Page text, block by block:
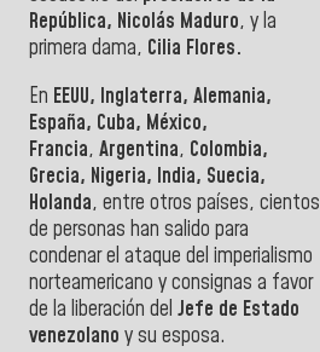
República, Nicolás Maduro, y la
primera dama, Cilia Flores.
En EEUU, Inglaterra, Alemania,
España, Cuba, México,
Francia, Argentina, Colombia,
Grecia, Nigeria, India, Suecia,
Holanda, entre otros países, cientos
de personas han salido para
condenar el ataque del imperialismo
norteamericano y consignas a favor
de la liberación del Jefe de Estado
venezolano y su esposa.